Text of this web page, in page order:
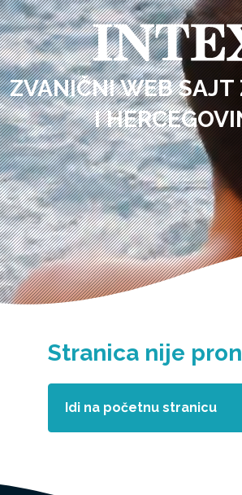
ZVANIČNI WEB SAJT
I
Stranica nije
Idi na početnu stranicu